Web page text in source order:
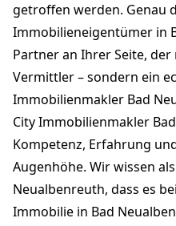
getroffen werden. Genau
Immobilieneigentümer in
Partner an Ihrer Seite,
Vermittler – sondern ein
Immobilienmakler Bad
City Immobilienmakler
Kompetenz, Erfahrung
Augenhöhe. Wir wissen
Neualbenreuth, dass es
Immobilie in Bad